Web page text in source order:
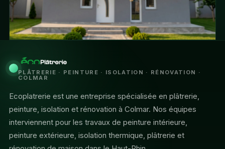
PLÂTRERIE · PEINTURE · ISOLATION · RÉNOVATION ·
COLMAR
Ecoplatrerie est une entreprise spécialisée en plâtrerie,
peinture, isolation et rénovation à Colmar. Nos équipes
interviennent pour les travaux de peinture intérieure,
peinture extérieure, isolation thermique, plâtrerie et